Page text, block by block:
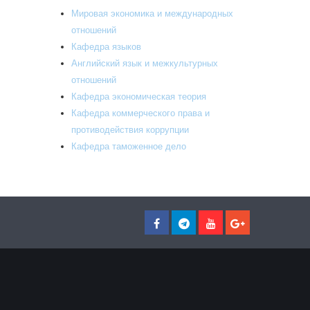
Мировая экономика и международных
отношений
Кафедра языков
Aнглийский язык и межкультурных
отношений
Кафедра экономическая теория
Кафедра коммерческого права и
противодействия коррупции
Кафедра таможенное дело